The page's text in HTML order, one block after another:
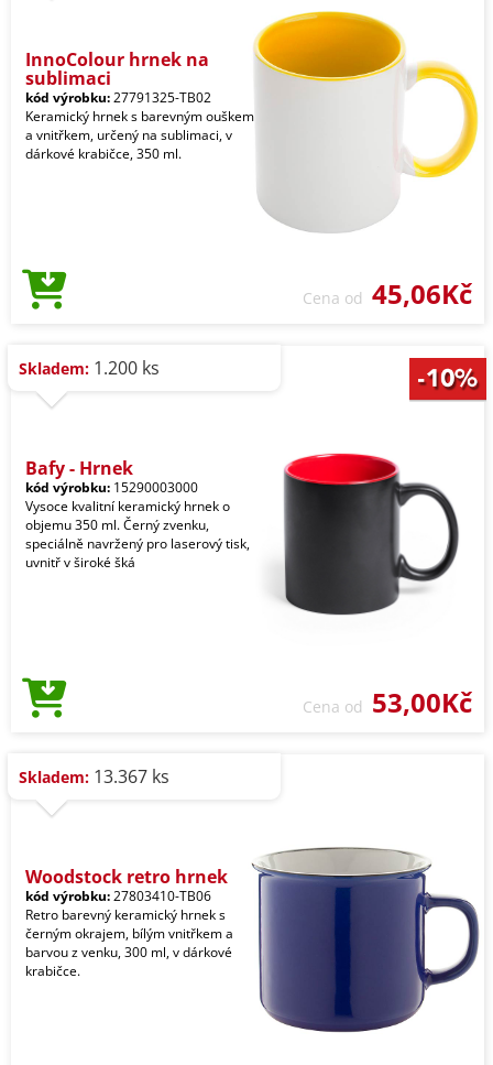
InnoColour hrnek na
sublimaci
kód výrobku:27791325-TB02
Keramický hrnek s barevným ouškem
a vnitřkem, určený na sublimaci, v
dárkové krabičce, 350 ml.
Cena od 45,06Kč
Skladem: 1.200 ks
Bafy - Hrnek
kód výrobku: 15290003000
Vysoce kvalitní keramický hrnek o
objemu 350 ml. Černý zvenku,
speciálně navržený pro laserový tisk,
uvnitř v široké šká
Cena od 53,00Kč
Skladem: 13.367 ks
Woodstock retro hrnek
kód výrobku:27803410-TB06
Retro barevný keramický hrnek s
černým okrajem, bílým vnitřkem a
barvou z venku, 300 ml, v dárkové
krabičce.